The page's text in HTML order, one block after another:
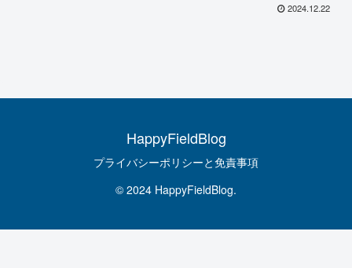
2024.12.22
HappyFieldBlog
プライバシーポリシーと免責事項
© 2024 HappyFieldBlog.